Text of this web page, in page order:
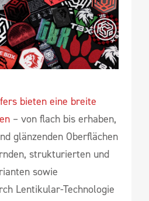
bieten eine breite
– von flach bis erhaben,
glänzenden Oberflächen
strukturierten und
sowie
Lentikular-Technologie